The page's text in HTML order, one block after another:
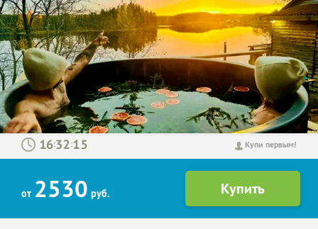
Купи первым!
: :
от 2530 руб.